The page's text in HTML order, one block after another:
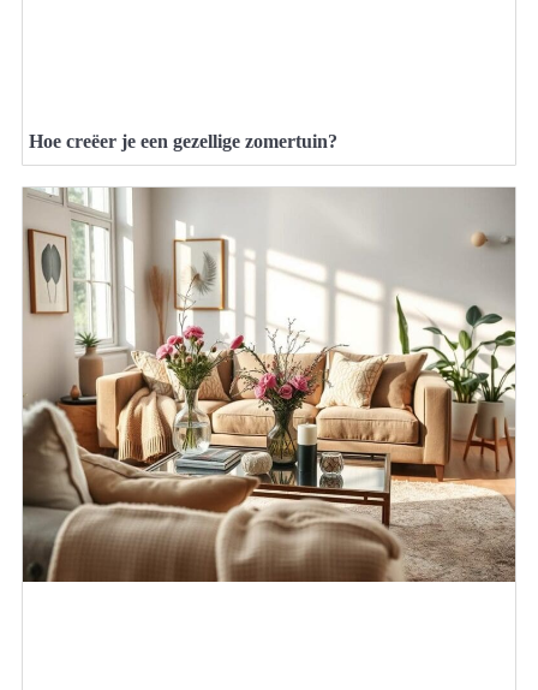
Hoe creëer je een gezellige zomertuin?